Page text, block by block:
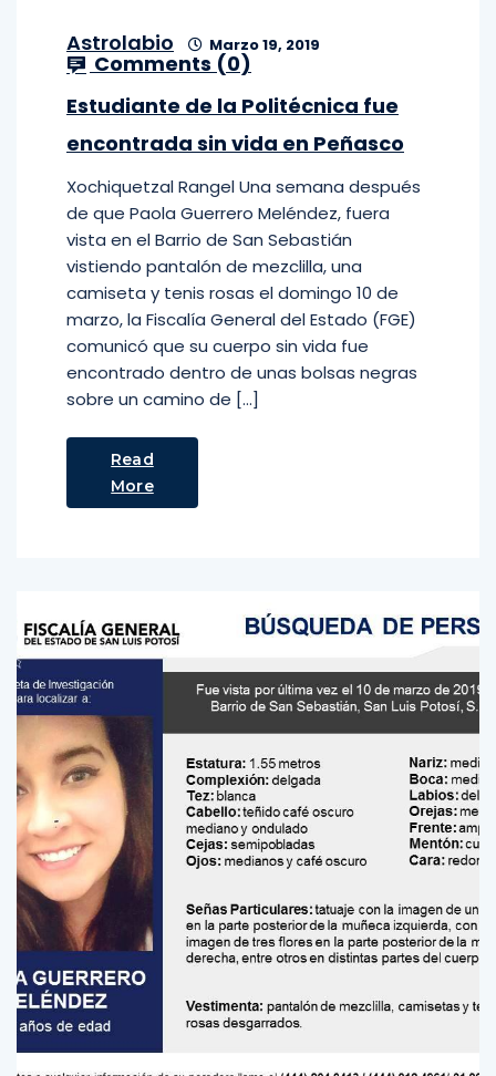
Astrolabio Marzo 19, 2019
Comments (0)
Estudiante de la Politécnica fue
encontrada sin vida en Peñasco
Xochiquetzal Rangel Una semana después
de que Paola Guerrero Meléndez, fuera
vista en el Barrio de San Sebastián
vistiendo pantalón de mezclilla, una
camiseta y tenis rosas el domingo 10 de
marzo, la Fiscalía General del Estado (FGE)
comunicó que su cuerpo sin vida fue
encontrado dentro de unas bolsas negras
sobre un camino de […]
Read
More